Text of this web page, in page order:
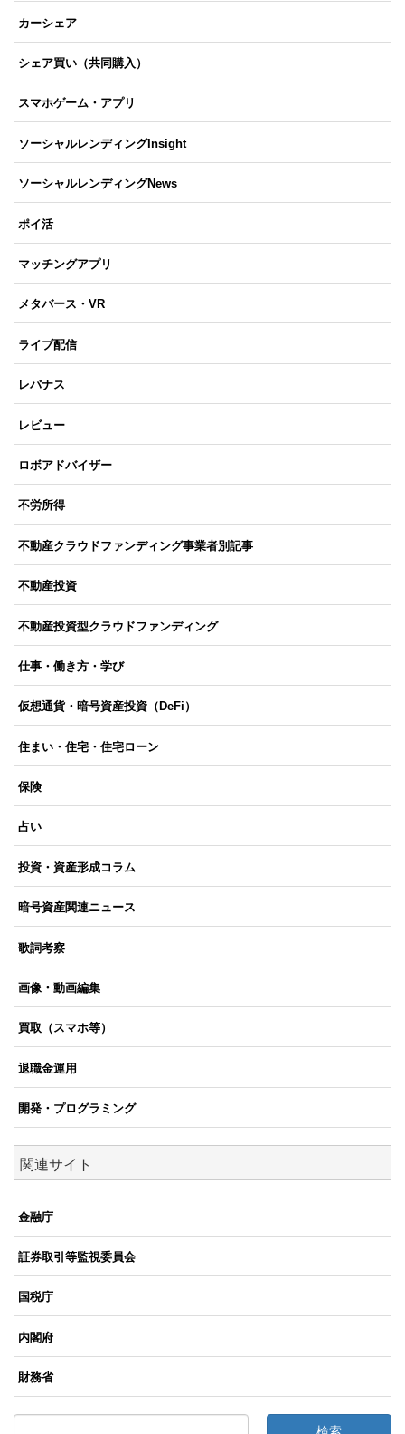
カーシェア
シェア買い（共同購入）
スマホゲーム・アプリ
ソーシャルレンディングInsight
ソーシャルレンディングNews
ポイ活
マッチングアプリ
メタバース・VR
ライブ配信
レバナス
レビュー
ロボアドバイザー
不労所得
不動産クラウドファンディング事業者別記事
不動産投資
不動産投資型クラウドファンディング
仕事・働き方・学び
仮想通貨・暗号資産投資（DeFi）
住まい・住宅・住宅ローン
保険
占い
投資・資産形成コラム
暗号資産関連ニュース
歌詞考察
画像・動画編集
買取（スマホ等）
退職金運用
開発・プログラミング
関連サイト
金融庁
証券取引等監視委員会
国税庁
内閣府
財務省